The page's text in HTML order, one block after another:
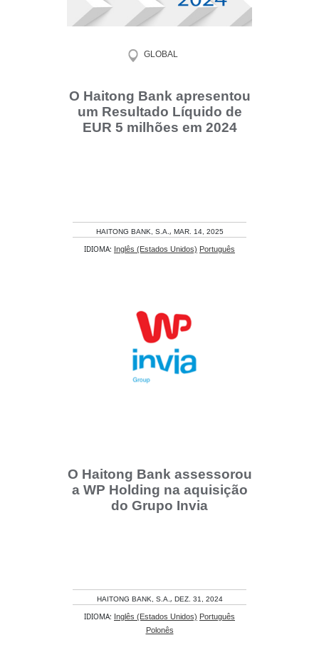
GLOBAL
O Haitong Bank apresentou
um Resultado Líquido de
EUR 5 milhões em 2024
HAITONG BANK, S.A. , MAR. 14, 2025
IDIOMA: Inglês (Estados Unidos) Português
O Haitong Bank assessorou
a WP Holding na aquisição
do Grupo Invia
HAITONG BANK, S.A. , DEZ. 31, 2024
IDIOMA: Inglês (Estados Unidos) Português
Polonês